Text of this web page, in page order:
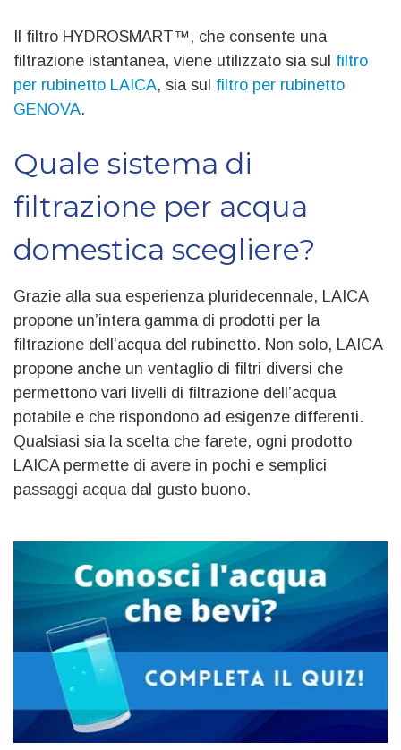
Il filtro HYDROSMART™, che consente una
filtrazione istantanea, viene utilizzato sia sul filtro
per rubinetto LAICA, sia sul filtro per rubinetto
GENOVA.
Quale sistema di
filtrazione per acqua
domestica scegliere?
Grazie alla sua esperienza pluridecennale, LAICA
propone un’intera gamma di prodotti per la
filtrazione dell’acqua del rubinetto. Non solo, LAICA
propone anche un ventaglio di filtri diversi che
permettono vari livelli di filtrazione dell’acqua
potabile e che rispondono ad esigenze differenti.
Qualsiasi sia la scelta che farete, ogni prodotto
LAICA permette di avere in pochi e semplici
passaggi acqua dal gusto buono.